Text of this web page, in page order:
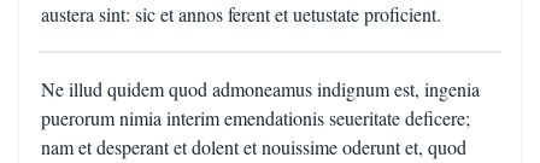
austera sint: sic et annos ferent et uetustate proficient.
Ne illud quidem quod admoneamus indignum est, ingenia
puerorum nimia interim emendationis seueritate deficere;
nam et desperant et dolent et nouissime oderunt et, quod